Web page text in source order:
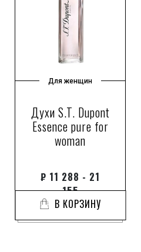
Для женщин
Духи S.T. Dupont
Essence pure for
woman
₽ 11 288 - 21
155
В КОРЗИНУ